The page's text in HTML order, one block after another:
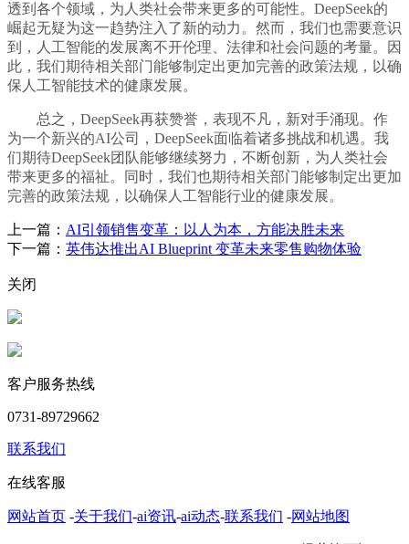
透到各个领域，为人类社会带来更多的可能性。DeepSeek的
崛起无疑为这一趋势注入了新的动力。然而，我们也需要意识
到，人工智能的发展离不开伦理、法律和社会问题的考量。因
此，我们期待相关部门能够制定出更加完善的政策法规，以确
保人工智能技术的健康发展。
总之，DeepSeek再获赞誉，表现不凡，新对手涌现。作
为一个新兴的AI公司，DeepSeek面临着诸多挑战和机遇。我
们期待DeepSeek团队能够继续努力，不断创新，为人类社会
带来更多的福祉。同时，我们也期待相关部门能够制定出更加
完善的政策法规，以确保人工智能行业的健康发展。
上一篇： AI引领销售变革：以人为本，方能决胜未来
下一篇： 英伟达推出AI Blueprint 变革未来零售购物体验
关闭
客户服务热线
0731-89729662
联系我们
在线客服
网站首页 -关于我们-ai资讯-ai动态-联系我们 -网站地图